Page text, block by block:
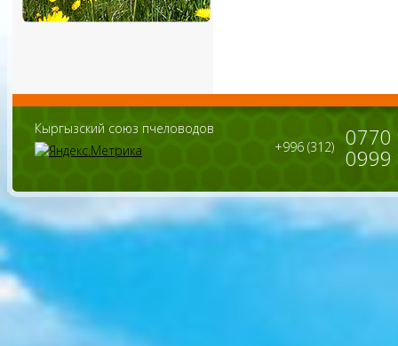
Кыргызский союз пчеловодов
+996 (312)